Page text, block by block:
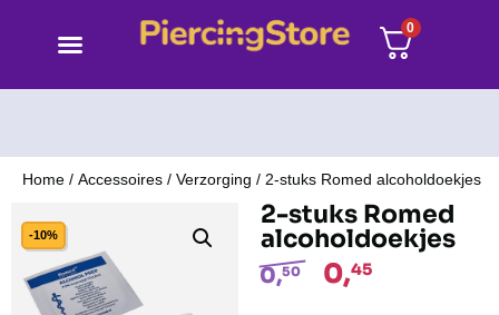
0
Home / Accessoires / Verzorging / 2-stuks Romed alcoholdoekjes
-10%
2-stuks Romed
alcoholdoekjes
0,50 0,45